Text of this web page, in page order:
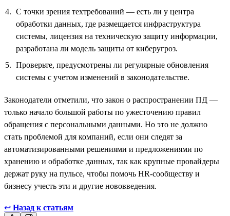
С точки зрения техтребований — есть ли у центра
обработки данных, где размещается инфраструктура
системы, лицензия на техническую защиту информации,
разработана ли модель защиты от киберугроз.
Проверьте, предусмотрены ли регулярные обновления
системы с учетом изменений в законодательстве.
Законодатели отметили, что закон о распространении ПД —
только начало большой работы по ужесточению правил
обращения с персональными данными. Но это не должно
стать проблемой для компаний, если они следят за
автоматизированными решениями и предложениями по
хранению и обработке данных, так как крупные провайдеры
держат руку на пульсе, чтобы помочь HR-сообществу и
бизнесу учесть эти и другие нововведения.
↩ Назад к статьям